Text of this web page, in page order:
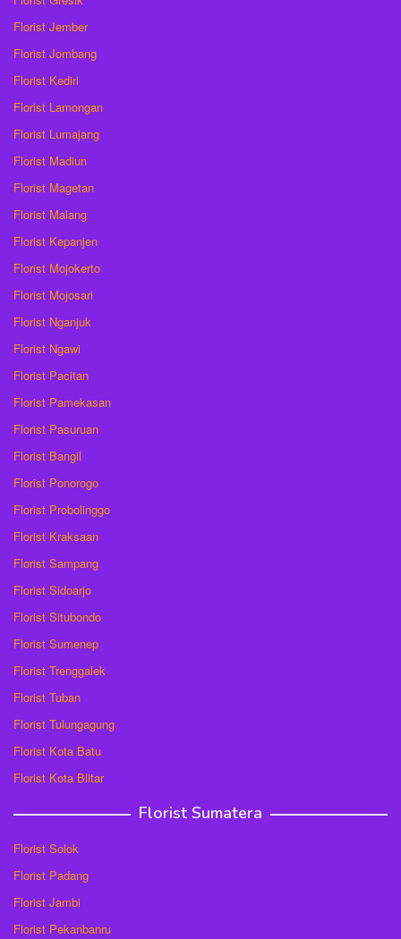
Florist Jember
Florist Jombang
Florist Kediri
Florist Lamongan
Florist Lumajang
Florist Madiun
Florist Magetan
Florist Malang
Florist Kepanjen
Florist Mojokerto
Florist Mojosari
Florist Nganjuk
Florist Ngawi
Florist Pacitan
Florist Pamekasan
Florist Pasuruan
Florist Bangil
Florist Ponorogo
Florist Probolinggo
Florist Kraksaan
Florist Sampang
Florist Sidoarjo
Florist Situbondo
Florist Sumenep
Florist Trenggalek
Florist Tuban
Florist Tulungagung
Florist Kota Batu
Florist Kota Blitar
Florist Sumatera
Florist Solok
Florist Padang
Florist Jambi
Florist Pekanbanru